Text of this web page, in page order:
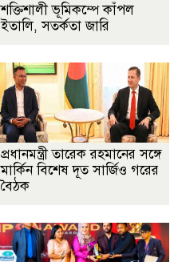
শক্তিশালী ভূমিকম্পে কাঁপল
ইতালি, সতর্কতা জারি
প্রধানমন্ত্রী তারেক রহমানের সঙ্গে
মার্কিন বিশেষ দূত সার্জিও গরের
বৈঠক